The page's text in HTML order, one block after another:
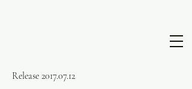
Release 2017.07.12